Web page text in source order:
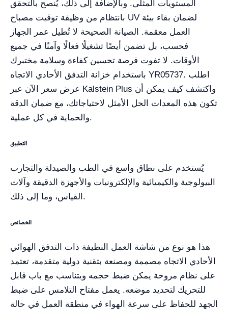
المستويات المثلى. وبالإضافة إلى ذلك، يُنصح بالتحقق
بانتظام من وظيفة توقيت مصباح UV لضمان بقاء بيئة
العمل معقمة. الصيانة الصحيحة لا تُطيل عمر الجهاز
فحسب، بل تضمن أيضًا تشغيلًا فعالًا وآمنًا في جميع
الأوقات. لا تفوت فرصة تحسين كفاءة وسلامة مختبرك
باستخدام خزانة التدفق الأحادي الاتجاه YR05737. اطلب
عرض سعر الآن عبر Kalstein Plus واكتشف كيف يمكن أن
تكون هذه المعدات الحل الأمثل لاحتياجاتك، مع ضمان الدقة
والحماية في كل عملية.
التطبيق
يُستخدم على نطاق واسع في الطب والصيدلة والتجارب
البيولوجية والكيميائية والإلكترونيات والأجهزة الدقيقة وآلات
القياس، وما إلى ذلك.
الخصائص
هذا هو نوع من شاشة العمل النظيفة ذات التدفق الهوائي
الأحادي الاتجاه مصممة ومصنعة بتقنية دولية متقدمة، تعتمد
على نظام مروحة يمكن ضبط حجمه ويتناسب مع باب قابل
للتحريك لتحديد موضعه. يعمل مفتاح التلامس على ضبط
الجهد للحفاظ على سرعة الهواء في منطقة العمل في حالة